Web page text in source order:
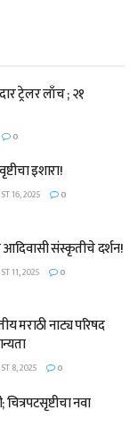
ट्रेलर लाँच ; २१
0
इशारा!
16, 2025 0
आदिवासी संस्कृतीचे दर्शन!
11, 2025 0
मराठी नाट्य परिषद
8, 2025 0
नवा